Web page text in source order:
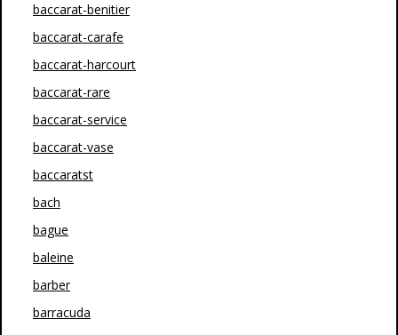
baccarat-benitier
baccarat-carafe
baccarat-harcourt
baccarat-rare
baccarat-service
baccarat-vase
baccaratst
bach
bague
baleine
barber
barracuda